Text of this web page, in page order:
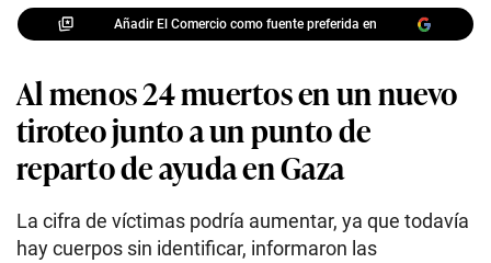
Añadir El Comercio como fuente preferida en
Al menos 24 muertos en un nuevo
tiroteo junto a un punto de
reparto de ayuda en Gaza
La cifra de víctimas podría aumentar, ya que todavía
hay cuerpos sin identificar, informaron las